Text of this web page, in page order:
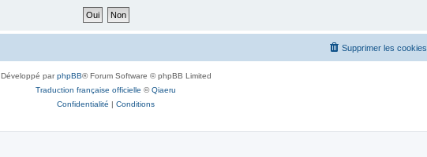
Supprimer les cookies
Développé parphpBB® Forum Software © phpBB Limited
Traduction française officielle ©Qiaeru
Confidentialité | Conditions